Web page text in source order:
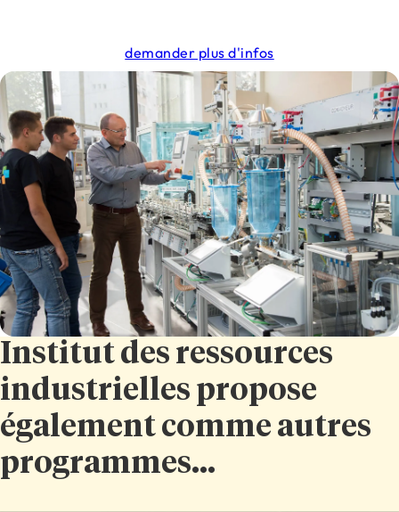
demander plus d'infos
Institut des ressources
industrielles propose
également comme autres
programmes...